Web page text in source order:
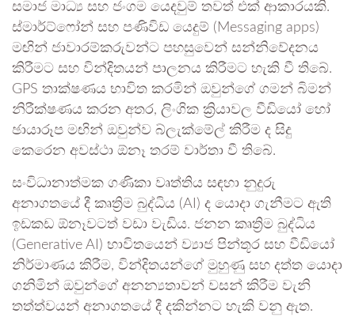
සමාජ මාධ්‍ය සහ ජංගම යෙදවුම් තවත් එක් ආකාරයකි.
ස්මාර්ට්ෆෝන් සහ පණිවිඩ යෙදුම් (Messaging apps)
මඟින් ජාවාරම්කරුවන්ට පහසුවෙන් සන්නිවේදනය
කිරීමට සහ වින්දිතයන් පාලනය කිරීමට හැකි වී තිබේ.
GPS තාක්ෂණය භාවිත කරමින් ඔවුන්ගේ ගමන් බිමන්
නිරීක්ෂණය කරන අතර, ලිංගික ක්‍රියාවල වීඩියෝ හෝ
ඡායාරූප මඟින් ඔවුන්ව බ්ලැක්මේල් කිරීම ද සිදු
කෙරෙන අවස්ථා ඕනෑ තරම් වාර්තා වී තිබේ.
සංවිධානාත්මක ගණිකා වෘත්තිය සඳහා නුදුරු
අනාගතයේ දී කෘත්‍රිම බුද්ධිය (AI) ද යොදා ගැනීමට ඇති
ඉඩකඩ ඕනෑවටත් වඩා වැඩිය. ජනන කෘත්‍රිම බුද්ධිය
(Generative AI) භාවිතයෙන් ව්‍යාජ පින්තූර සහ වීඩියෝ
නිර්මාණය කිරීම, වින්දිතයන්ගේ මුහුණු සහ දත්ත යොදා
ගනිමින් ඔවුන්ගේ අනන්‍යතාවන් වසන් කිරීම වැනි
තත්ත්වයන් අනාගතයේ දී දකින්නට හැකි වනු ඇත.